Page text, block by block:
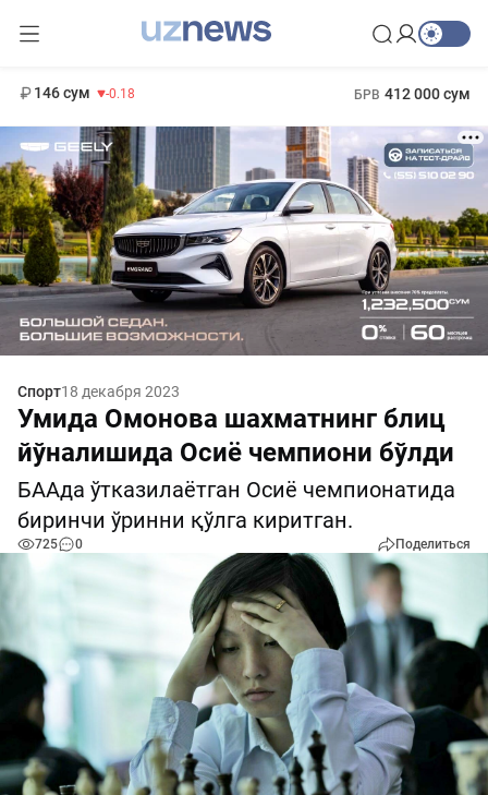
146 сум -0.18 БРВ 412 000 сум
Спорт18 декабря 2023
Умида Омонова шахматнинг блиц
йўналишида Осиё чемпиони бўлди
БААда ўтказилаётган Осиё чемпионатида
биринчи ўринни қўлга киритган.
725 0 Поделиться